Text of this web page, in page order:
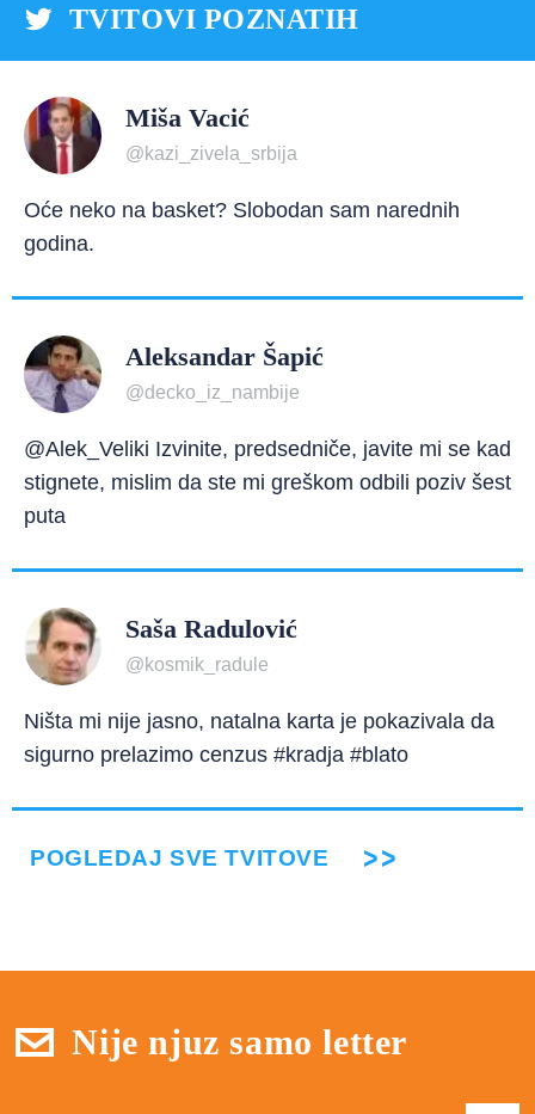
TVITOVI POZNATIH
Miša Vacić
@kazi_zivela_srbija
Oće neko na basket? Slobodan sam narednih
godina.
Aleksandar Šapić
@decko_iz_nambije
@Alek_Veliki Izvinite, predsedniče, javite mi se kad
stignete, mislim da ste mi greškom odbili poziv šest
puta
Saša Radulović
@kosmik_radule
Ništa mi nije jasno, natalna karta je pokazivala da
sigurno prelazimo cenzus #kradja #blato
POGLEDAJ SVE TVITOVE
Nije njuz samo letter